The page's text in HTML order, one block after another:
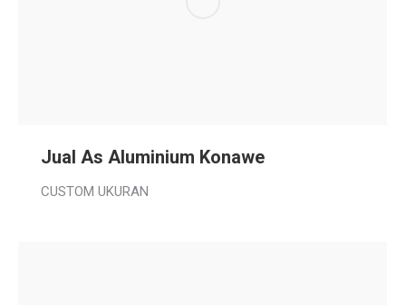
Jual As Aluminium Konawe
CUSTOM UKURAN